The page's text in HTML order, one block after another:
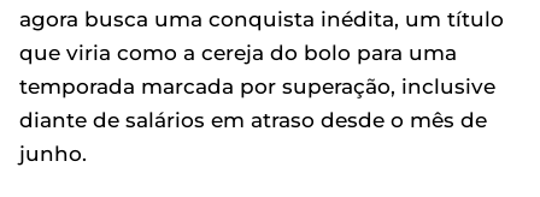
agora busca uma conquista inédita, um título
que viria como a cereja do bolo para uma
temporada marcada por superação, inclusive
diante de salários em atraso desde o mês de
junho.